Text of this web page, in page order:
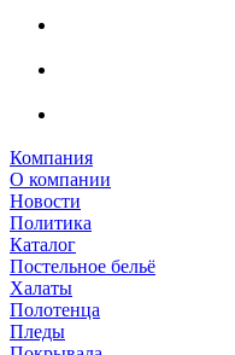
Компания
О компании
Новости
Политика
Каталог
Постельное бельё
Халаты
Полотенца
Пледы